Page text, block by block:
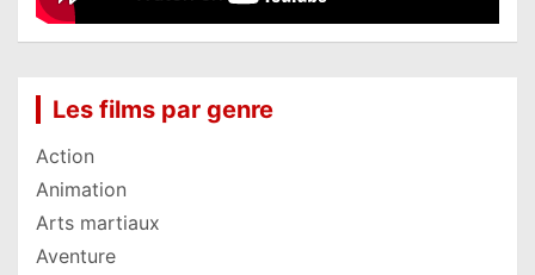
Les films par genre
Action
Animation
Arts martiaux
Aventure